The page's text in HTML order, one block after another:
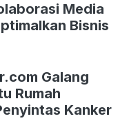
Media
Bisnis
Galang
Rumah
Kanker